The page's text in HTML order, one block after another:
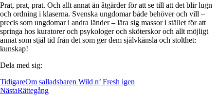
Prat, prat, prat. Och allt annat än åtgärder för att se till att det blir lugn
och ordning i klaserna. Svenska ungdomar både behöver och vill –
precis som ungdomar i andra länder – lära sig massor i stället för att
springa hos kuratorer och psykologer och sköterskor och allt möjligt
annat som stjäl tid från det som ger dem självkänsla och stolthet:
kunskap!
Dela med sig:
TidigareOm salladsbaren Wild n’ Fresh igen
NästaRättegång